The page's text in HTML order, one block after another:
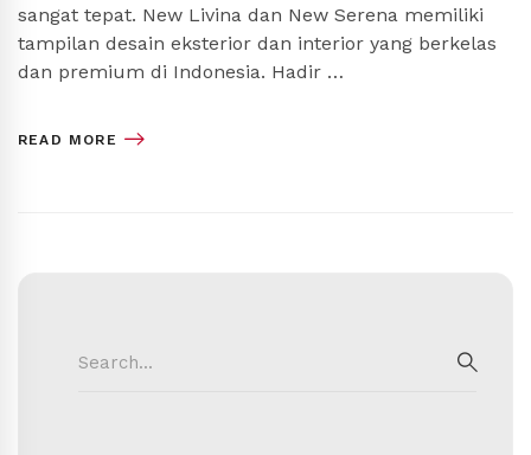
sangat tepat. New Livina dan New Serena memiliki
tampilan desain eksterior dan interior yang berkelas
dan premium di Indonesia. Hadir …
READ MORE
for: